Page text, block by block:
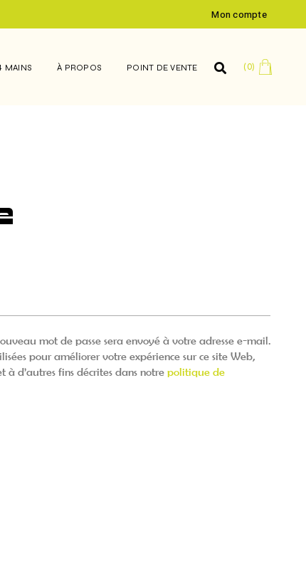
Mon compte
MAINS À PROPOS POINT DE VENTE (0)
mot de passe sera envoyé à votre adresse e-mail.
pour améliorer votre expérience sur ce site Web,
à d’autres fins décrites dans notre politique de